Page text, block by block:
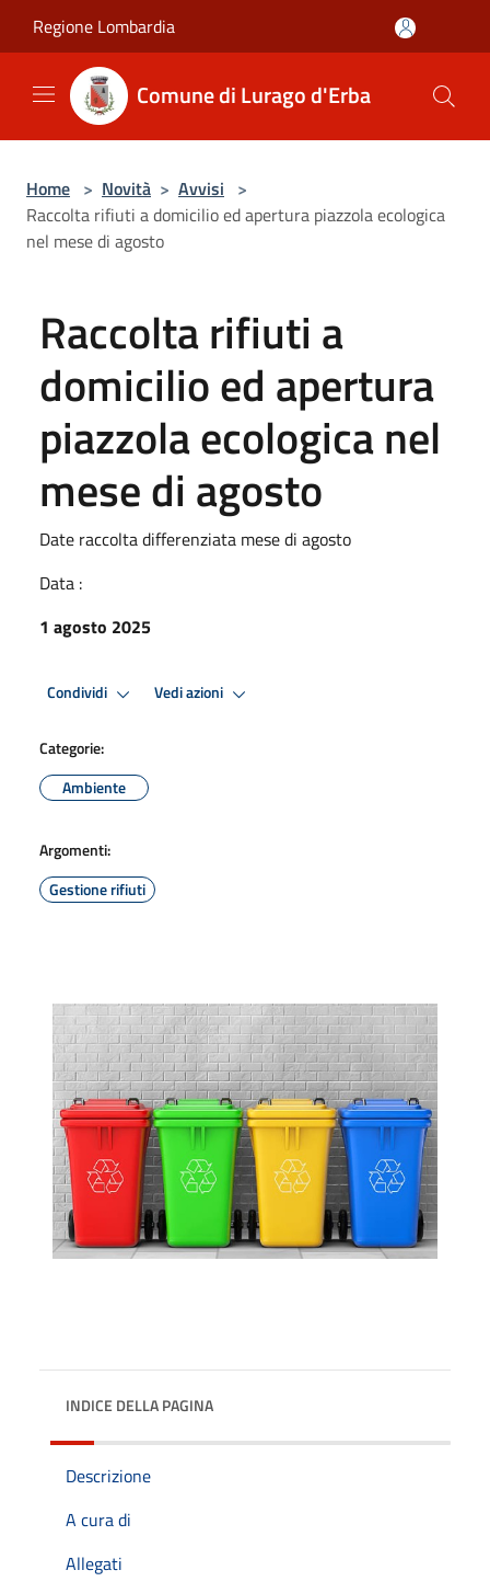
Regione Lombardia
Comune di Lurago d'Erba
Home > Novità > Avvisi >
Raccolta rifiuti a domicilio ed apertura piazzola ecologica
nel mese di agosto
Raccolta rifiuti a
domicilio ed apertura
piazzola ecologica nel
mese di agosto
Date raccolta differenziata mese di agosto
Data :
1 agosto 2025
Condividi Vedi azioni
Categorie:
Ambiente
Argomenti:
Gestione rifiuti
INDICE DELLA PAGINA
Descrizione
A cura di
Allegati